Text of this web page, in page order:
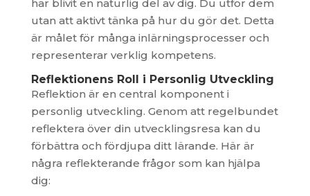
har blivit en naturlig del av dig. Du utför dem
utan att aktivt tänka på hur du gör det. Detta
är målet för många inlärningsprocesser och
representerar verklig kompetens.
Reflektionens Roll i Personlig Utveckling
Reflektion är en central komponent i
personlig utveckling. Genom att regelbundet
reflektera över din utvecklingsresa kan du
förbättra och fördjupa ditt lärande. Här är
några reflekterande frågor som kan hjälpa
dig: